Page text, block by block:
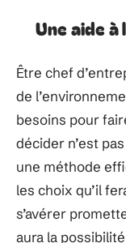
Une aide
Être chef
de
besoins pour
décider n’est
une méthode
les choix qu’il
s’avérer
aura la